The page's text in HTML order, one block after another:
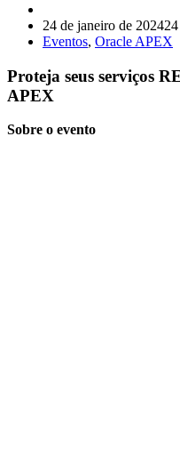
24 de janeiro de 2024
Eventos, Oracle APEX
Proteja seus serviços
APEX
Sobre o evento